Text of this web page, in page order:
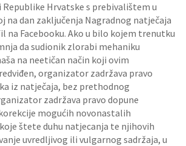
Hrvatske s prebivalištem u
na dan zaključenja Nagradnog natječaja
na Facebooku. Ako u bilo kojem trenutku
da sudionik zlorabi mehaniku
na neetičan način koji ovim
organizator zadržava pravo
iz natječaja, bez prethodnog
zadržava pravo dopune
mogućih novonastalih
štete duhu natjecanja te njihovih
uvredljivog ili vulgarnog sadržaja, u